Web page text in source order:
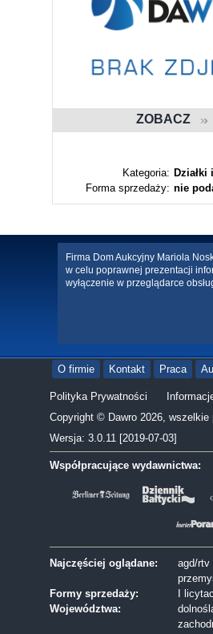
ZOBACZ
Kategoria:
Forma sprzedaży: nie
Firma Dom Aukcyjny Mariola
w celu poprawnej prezentacji
wyłączenie w przeglądarce
O firmie Kontakt Praca
Polityka Prywatności
Copyright © Dawro 2026, wszelkie
Wersja: 3.0.11 [2019-07-03]
Współpracujące wydawnictwa:
Najczęściej oglądane: agd/rtv
Formy sprzedaży:
I
Województwa: